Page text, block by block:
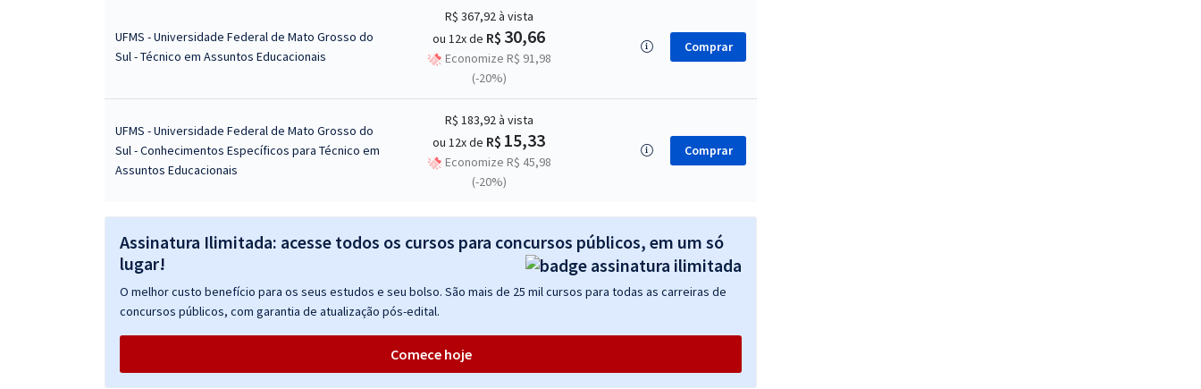
UFMS - Universidade Federal de Mato Grosso do
Sul - Técnico em Assuntos Educacionais
R$ 367,92à vista
ou 12x de R$ 30,66
Economize R$ 91,98
(-20%)
Comprar
UFMS - Universidade Federal de Mato Grosso do
Sul - Conhecimentos Específicos para Técnico em
Assuntos Educacionais
R$ 183,92à vista
ou 12x de R$ 15,33
Economize R$ 45,98
(-20%)
Comprar
Assinatura Ilimitada: acesse todos os cursos para concursos públicos, em um só
lugar!
O melhor custo benefício para os seus estudos e seu bolso. São mais de 25 mil cursos para todas as carreiras de
concursos públicos, com garantia de atualização pós-edital.
Comece hoje